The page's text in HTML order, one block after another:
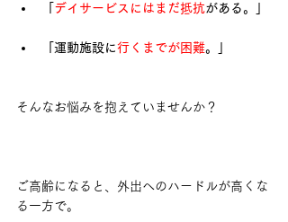
デイサービスにはまだ抵抗がある。」
「運動施設に行くまでが困難。」
そんなお悩みを抱えていませんか？
ご高齢になると、外出へのハードルが高くな
る一方で。